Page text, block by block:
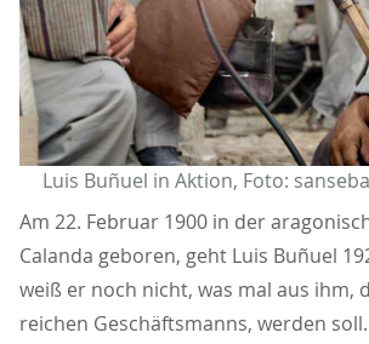
Luis Buñuel in Aktion, Foto:
Am 22. Februar 1900 in der
Calanda geboren, geht Luis Buñuel
weiß er noch nicht, was mal aus ihm,
reichen Geschäftsmanns, werden soll.